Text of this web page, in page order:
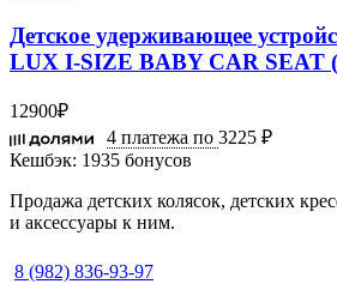
Детское удерживающее
LUX I-SIZE BABY CAR SEAT
12900₽
4 платежа по 3225 ₽
Кешбэк: 1935 бонусов
Продажа детских колясок, детских
и аксессуары к ним.
8 (982) 836-93-97